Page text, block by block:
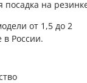
на
от 1,5 до 2
в России.